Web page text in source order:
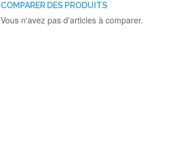
COMPARER DES PRODUITS
Vous n'avez pas d'articles à comparer.